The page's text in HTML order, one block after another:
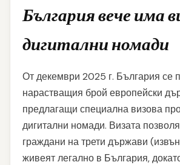
България вече има
дигитални номади
От декември 2025 г. България се
нарастващия брой европейски
предлагащи специална визова
дигитални номади. Визата
граждани на трети държави
живеят легално в България,